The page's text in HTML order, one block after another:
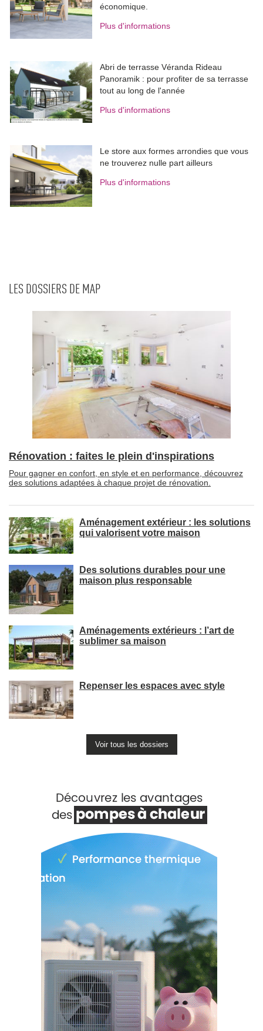
économique.
Plus d'informations
Abri de terrasse Véranda Rideau
Panoramik : pour profiter de sa terrasse
tout au long de l'année
Plus d'informations
Le store aux formes arrondies que vous
ne trouverez nulle part ailleurs
Plus d'informations
LES DOSSIERS DE MAP
Rénovation : faites le plein d'inspirations
Pour gagner en confort, en style et en performance, découvrez
des solutions adaptées à chaque projet de rénovation.
Aménagement extérieur : les solutions
qui valorisent votre maison
Des solutions durables pour une
maison plus responsable
Aménagements extérieurs : l’art de
sublimer sa maison
Repenser les espaces avec style
Voir tous les dossiers